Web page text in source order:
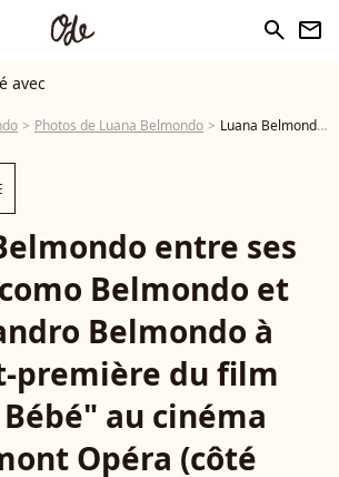
search newsletter
avec
Photos de Luana Belmondo Luana Belmondo entre ses fils Giacomo Belmondo et Alessandro Belmondo à l'avant-première du film "Mon Bébé" au cinéma Gaumont Opéra (côté Capucines) à Paris, France, le 11 mars 2019. © Veeren/Bestimage - Photo
entre ses
Belmondo et
Belmondo à
première du film
au cinéma
Opéra (côté